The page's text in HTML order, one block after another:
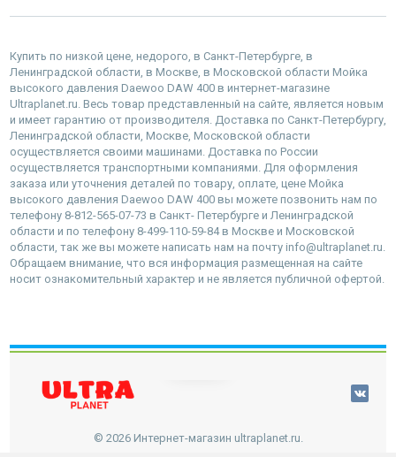
Купить по низкой цене, недорого, в Санкт-Петербурге, в
Ленинградской области, в Москве, в Московской области Мойка
высокого давления Daewoo DAW 400 в интернет-магазине
Ultraplanet.ru. Весь товар представленный на сайте, является новым
и имеет гарантию от производителя. Доставка по Санкт-Петербургу,
Ленинградской области, Москве, Московской области
осуществляется своими машинами. Доставка по России
осуществляется транспортными компаниями. Для оформления
заказа или уточнения деталей по товару, оплате, цене Мойка
высокого давления Daewoo DAW 400 вы можете позвонить нам по
телефону 8-812-565-07-73 в Санкт- Петербурге и Ленинградской
области и по телефону 8-499-110-59-84 в Москве и Московской
области, так же вы можете написать нам на почту info@ultraplanet.ru.
Обращаем внимание, что вся информация размещенная на сайте
носит ознакомительный характер и не является публичной офертой.
© 2026 Интернет-магазин ultraplanet.ru.
наверх